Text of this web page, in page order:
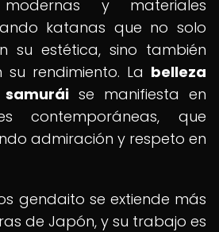
y materiales
katanas que no solo
su estética, sino también
su rendimiento. La belleza
se manifiesta en
contemporáneas, que
admiración y respeto en
gendaito se extiende más
de Japón, y su trabajo es